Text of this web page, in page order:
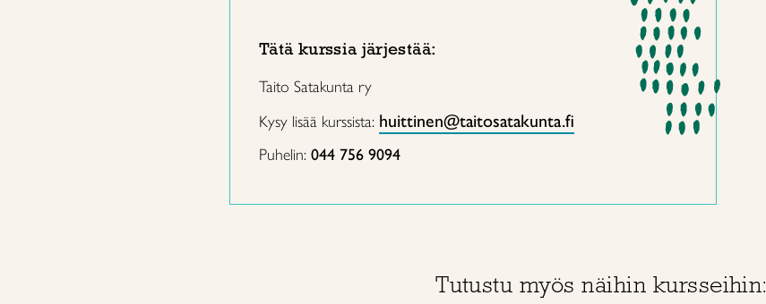
Tätä kurssia järjestää:
Taito Satakunta ry
Kysy lisää kurssista: huittinen@taitosatakunta.fi
Puhelin: 044 756 9094
Tutustu myös näihin kursseihin: